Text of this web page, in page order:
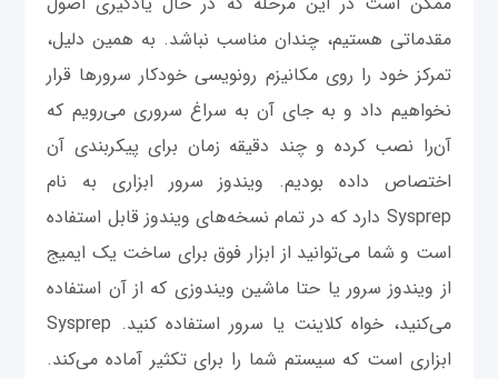
مقدماتی هستیم، چندان مناسب نباشد. به همین دلیل،
تمرکز خود را روی مکانیزم رونویسی خودکار سرورها قرار
نخواهیم داد و به جای آن به سراغ سروری می‌رویم که
آن‌را نصب کرده و چند دقیقه زمان برای پیکربندی آن
اختصاص داده بودیم. ویندوز سرور ابزاری به نام
Sysprep دارد که در تمام نسخه‌های ویندوز قابل استفاده
است و شما می‌توانید از ابزار فوق برای ساخت یک ایمیج
از ویندوز سرور یا حتا ماشین ویندوزی که از آن استفاده
می‌کنید، خواه کلاینت یا سرور استفاده کنید. Sysprep
ابزاری است که سیستم شما را برای تکثیر آماده می‌کند.